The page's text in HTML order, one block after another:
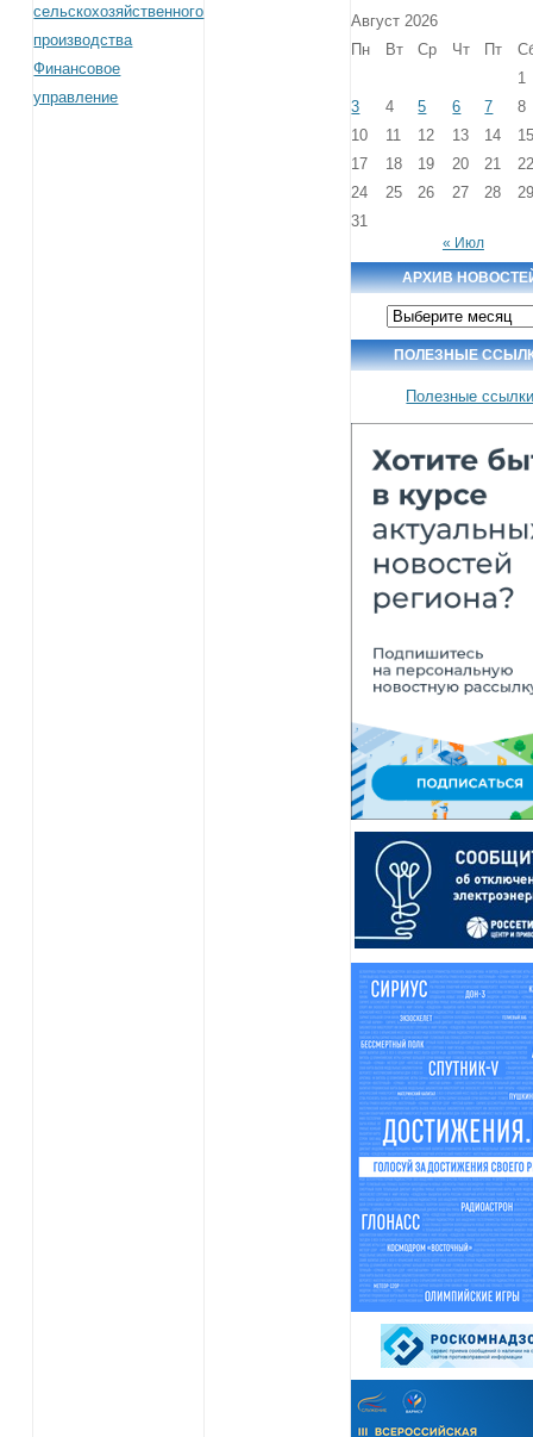
сельскохозяйственного
производства
Финансовое
управление
Август 2026
Пн
Вт Ср Чт Пт
1
3
4 5 6 7
8
10
11 12 13 14
17
18 19 20 21
24
25 26 27 28
31
« Июл
АРХИВ
Архив
новостей
ПОЛЕЗНЫЕ
Полезные